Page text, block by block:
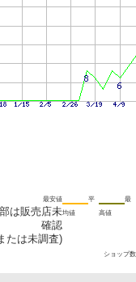
最安値
は販売店未
確認
たは未調査)
平
均値
最
高値
ショップ数